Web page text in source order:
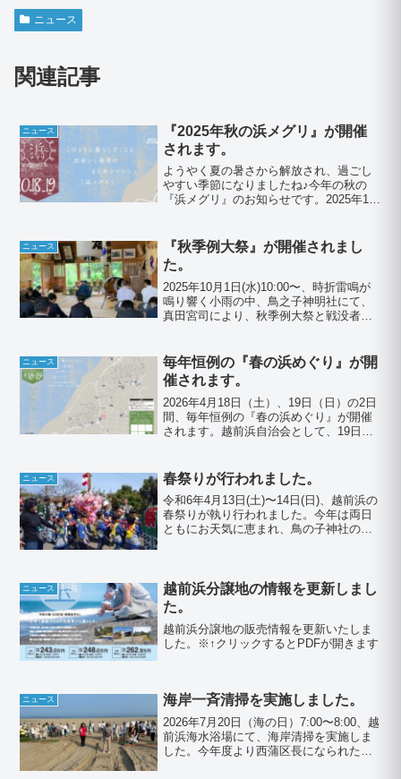
ニュース
関連記事
ニュース
『2025年秋の浜メグリ』が開催
されます。
ようやく夏の暑さから解放され、過ごし
やすい季節になりましたね♪今年の秋の
『浜メグリ』のお知らせです。2025年10
ますので、マップをご覧になってお越し
下さい。📥パ...
ニュース
『秋季例大祭』が開催されまし
た。
2025年10月1日(水)10:00〜、時折雷鳴が
鳴り響く小雨の中、鳥之子神明社にて、
真田宮司により、秋季例大祭と戦没者慰
しました。
ニュース
毎年恒例の『春の浜めぐり』が開
催されます。
2026年4月18日（土）、19日（日）の2日
間、毎年恒例の『春の浜めぐり』が開催
されます。越前浜自治会として、19日
に、新しく移住してきた世帯と、これか
ら移...
ニュース 春祭りが行われました。
令和6年4月13日(土)〜14日(日)、越前浜の
春祭りが執り行われました。今年は両日
ともにお天気に恵まれ、鳥の子神社のソ
謡...
ニュース
越前浜分譲地の情報を更新しまし
た。
越前浜分譲地の販売情報を更新いたしま
した。※↑クリックするとPDFが開きます
ニュース 海岸一斉清掃を実施しました。
2026年7月20日（海の日）7:00〜8:00、越
前浜海水浴場にて、海岸清掃を実施しま
した。今年度より西蒲区長になられた佐